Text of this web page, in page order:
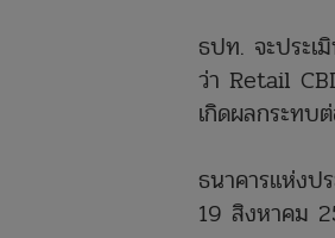
ธปท. จะประเ
ว่า Retail
เกิดผลกระทบ
ธนาคารแห่งป
19 สิงหาคม